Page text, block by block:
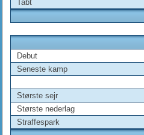
Tabt
Debut
Seneste kamp
Største sejr
Største nederlag
Straffespark